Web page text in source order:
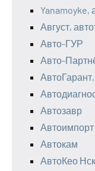
Yanamoyke,
Август,
Авто-ГУР
Авто-
Автозавр
Автокам
АвтоКео